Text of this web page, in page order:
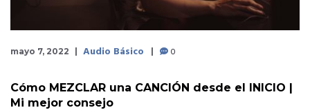
mayo 7, 2022 Audio Básico 0
Cómo MEZCLAR una CANCIÓN desde el INICIO |
Mi mejor consejo